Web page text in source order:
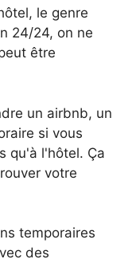
le genre
24/24, on ne
être
un airbnb, un
si vous
qu'à l'hôtel. Ça
votre
temporaires
des